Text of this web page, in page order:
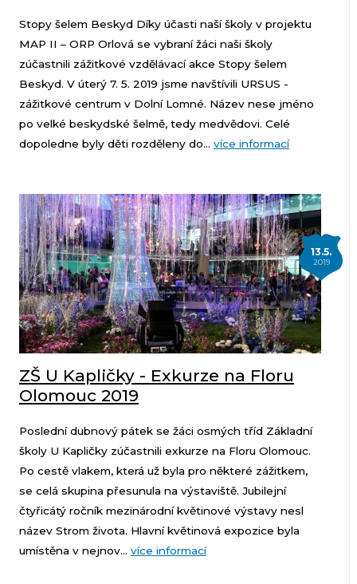
Stopy šelem Beskyd Díky účasti naší školy v projektu
MAP II – ORP Orlová se vybraní žáci naši školy
zúčastnili zážitkové vzdělávací akce Stopy šelem
Beskyd. V úterý 7. 5. 2019 jsme navštívili URSUS -
zážitkové centrum v Dolní Lomné. Název nese jméno
po velké beskydské šelmě, tedy medvědovi. Celé
dopoledne byly děti rozděleny do... více informací
13.5.
2019
ZŠ U Kapličky - Exkurze na Floru
Olomouc 2019
Poslední dubnový pátek se žáci osmých tříd Základní
školy U Kapličky zúčastnili exkurze na Floru Olomouc.
Po cestě vlakem, která už byla pro některé zážitkem,
se celá skupina přesunula na výstaviště. Jubilejní
čtyřicátý ročník mezinárodní květinové výstavy nesl
název Strom života. Hlavní květinová expozice byla
umístěna v nejnov... více informací